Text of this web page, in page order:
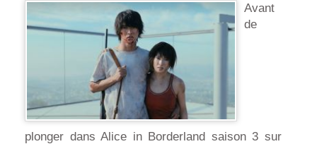
Avant
de
plonger dans Alice in Borderland saison 3 sur